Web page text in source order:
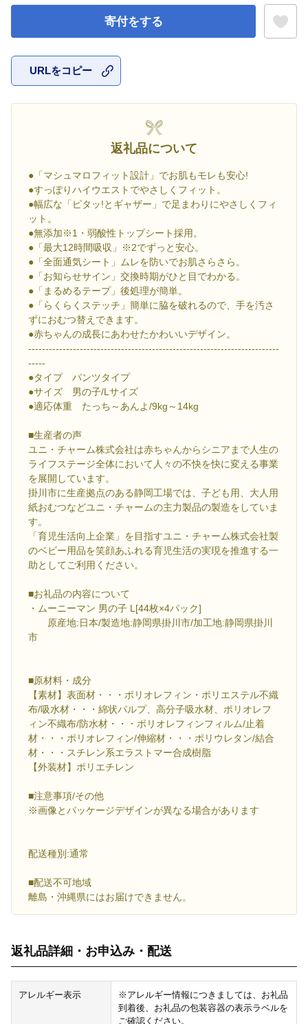
寄付をする
URLをコピー
返礼品について
●「マシュマロフィット設計」でお肌もモレも安心!
●すっぽりハイウエストでやさしくフィット。
●幅広な「ピタッ!とギャザー」で足まわりにやさしくフィ
ット。
●無添加※1・弱酸性トップシート採用。
●「最大12時間吸収」※2でずっと安心。
●「全面通気シート」ムレを防いでお肌さらさら。
●「お知らせサイン」交換時期がひと目でわかる。
●「まるめるテープ」後処理が簡単。
●「らくらくステッチ」簡単に脇を破れるので、手を汚さ
ずにおむつ替えできます。
●赤ちゃんの成長にあわせたかわいいデザイン。
-------------------------------------------------------------------------
-----
●タイプ パンツタイプ
●サイズ 男の子/Lサイズ
●適応体重 たっち～あんよ/9kg～14kg
■生産者の声
ユニ・チャーム株式会社は赤ちゃんからシニアまで人生の
ライフステージ全体において人々の不快を快に変える事業
を展開しています。
掛川市に生産拠点のある静岡工場では、子ども用、大人用
紙おむつなどユニ・チャームの主力製品の製造をしていま
す。
「育児生活向上企業」を目指すユニ・チャーム株式会社製
のベビー用品を笑顔あふれる育児生活の実現を推進する一
助としてご利用ください。
■お礼品の内容について
・ムーニーマン 男の子 L[44枚×4パック]
原産地:日本/製造地:静岡県掛川市/加工地:静岡県掛川
市
■原材料・成分
【素材】表面材・・・ポリオレフィン・ポリエステル不織
布/吸水材・・・綿状パルプ、高分子吸水材、ポリオレフ
ィン不織布/防水材・・・ポリオレフィンフィルム/止着
材・・・ポリオレフィン/伸縮材・・・ポリウレタン/結合
材・・・スチレン系エラストマー合成樹脂
【外装材】ポリエチレン
■注意事項/その他
※画像とパッケージデザインが異なる場合があります
配送種別:通常
■配送不可地域
離島・沖縄県にはお届けできません。
返礼品詳細・お申込み・配送
アレルギー表示
※アレルギー情報につきましては、お礼品
到着後、お礼品の包装容器の表示ラベルを
ご確認ください。